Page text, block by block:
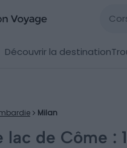
Découvrir la destination
Milan
lac de Côme :